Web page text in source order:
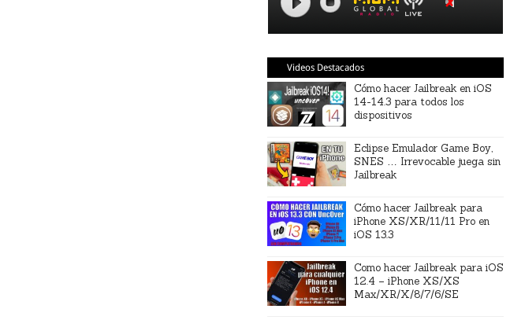
Videos Destacados
Cómo hacer Jailbreak en iOS
14-14.3 para todos los
dispositivos
Eclipse Emulador Game Boy,
SNES … Irrevocable juega sin
Jailbreak
Cómo hacer Jailbreak para
iPhone XS/XR/11/11 Pro en
iOS 13.3
Como hacer Jailbreak para iOS
12.4 – iPhone XS/XS
Max/XR/X/8/7/6/SE